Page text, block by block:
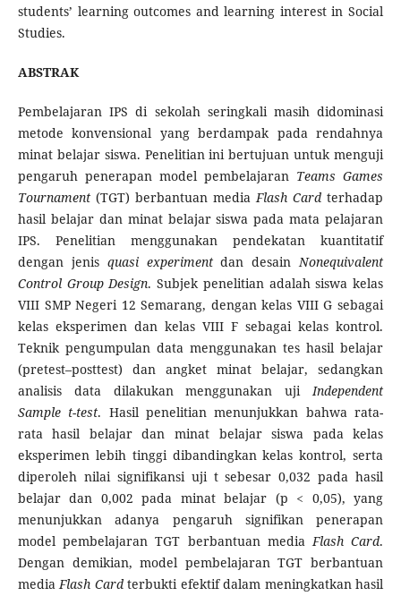
students’ learning outcomes and learning interest in Social
Studies.
ABSTRAK
Pembelajaran IPS di sekolah seringkali masih didominasi
metode konvensional yang berdampak pada rendahnya
minat belajar siswa. Penelitian ini bertujuan untuk menguji
pengaruh penerapan model pembelajaran Teams Games
Tournament(TGT) berbantuan mediaFlash Card terhadap
hasil belajar dan minat belajar siswa pada mata pelajaran
IPS. Penelitian menggunakan pendekatan kuantitatif
dengan jenis quasi experimentdan desainNonequivalent
Control Group Design. Subjek penelitian adalah siswa kelas
VIII SMP Negeri 12 Semarang, dengan kelas VIII G sebagai
kelas eksperimen dan kelas VIII F sebagai kelas kontrol.
Teknik pengumpulan data menggunakan tes hasil belajar
(pretest–posttest) dan angket minat belajar, sedangkan
analisis data dilakukan menggunakan ujiIndependent
Sample t-test. Hasil penelitian menunjukkan bahwa rata-
rata hasil belajar dan minat belajar siswa pada kelas
eksperimen lebih tinggi dibandingkan kelas kontrol, serta
diperoleh nilai signifikansi uji t sebesar 0,032 pada hasil
belajar dan 0,002 pada minat belajar (p < 0,05), yang
menunjukkan adanya pengaruh signifikan penerapan
model pembelajaran TGT berbantuan mediaFlash Card.
Dengan demikian, model pembelajaran TGT berbantuan
mediaFlash Cardterbukti efektif dalam meningkatkan hasil